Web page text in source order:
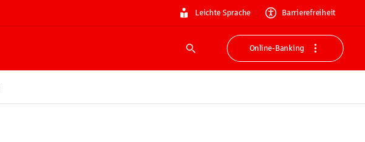
Leichte Sprache Barrierefreiheit
Suche
Online-Banking